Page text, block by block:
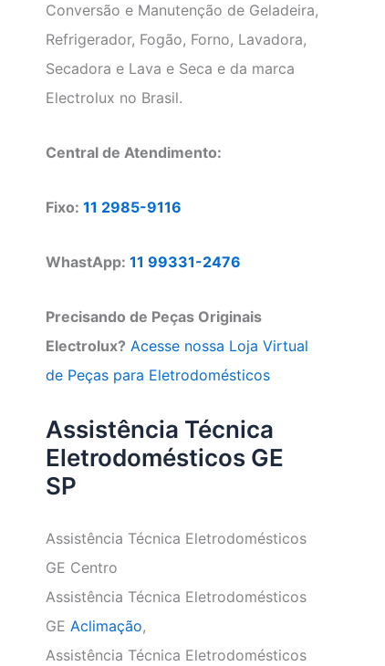
Conversão e Manutenção de Geladeira,
Refrigerador, Fogão, Forno, Lavadora,
Secadora e Lava e Seca e da marca
Electrolux no Brasil.
Central de Atendimento:
Fixo: 11 2985-9116
WhastApp: 11 99331-2476
Precisando de Peças Originais
Electrolux? Acesse nossa Loja Virtual
de Peças para Eletrodomésticos
Assistência Técnica
Eletrodomésticos GE
SP
Assistência Técnica Eletrodomésticos
GE Centro
Assistência Técnica Eletrodomésticos
GE Aclimação,
Assistência Técnica Eletrodomésticos